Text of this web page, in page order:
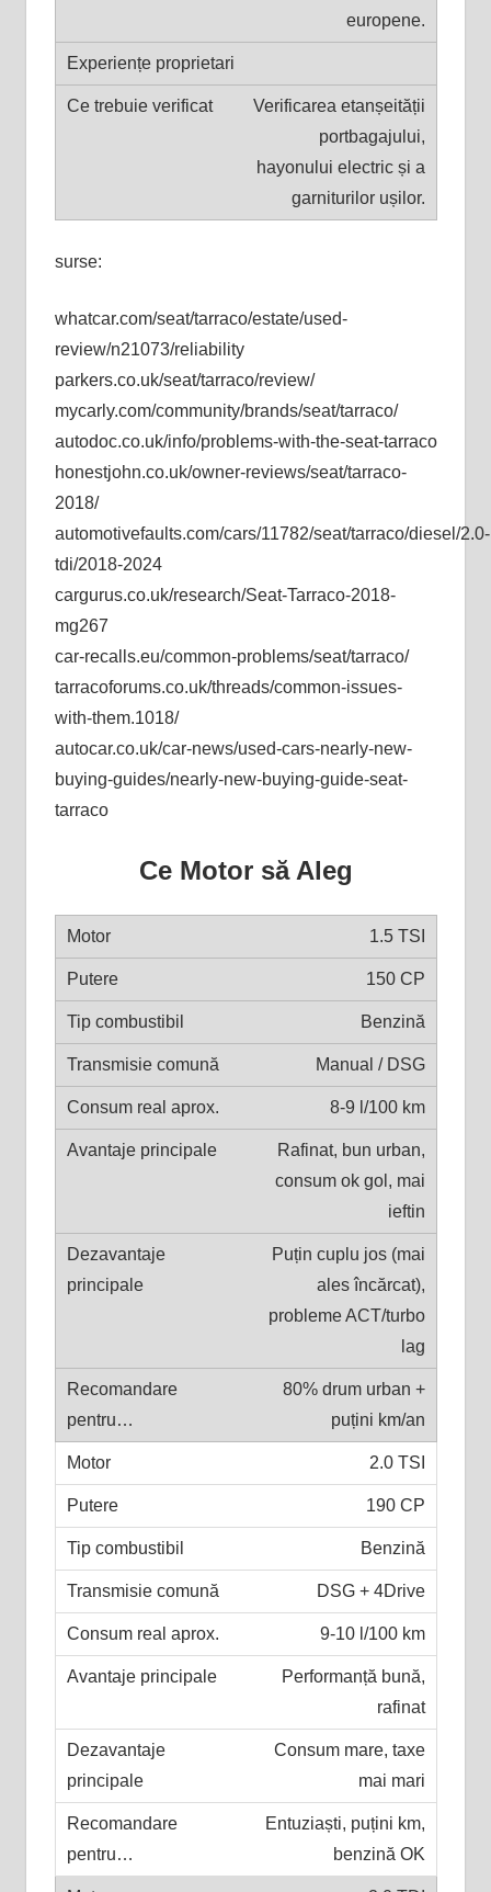
europene.
Verificarea etanșeității
portbagajului,
hayonului electric și a
garniturilor ușilor.
surse:
whatcar.com/seat/tarraco/estate/used-
review/n21073/reliability
parkers.co.uk/seat/tarraco/review/
mycarly.com/community/brands/seat/tarraco/
autodoc.co.uk/info/problems-with-the-seat-tarraco
honestjohn.co.uk/owner-reviews/seat/tarraco-
2018/
automotivefaults.com/cars/11782/seat/tarraco/diesel/2.0-
tdi/2018-2024
cargurus.co.uk/research/Seat-Tarraco-2018-
mg267
car-recalls.eu/common-problems/seat/tarraco/
tarracoforums.co.uk/threads/common-issues-
with-them.1018/
autocar.co.uk/car-news/used-cars-nearly-new-
buying-guides/nearly-new-buying-guide-seat-
tarraco
Ce Motor să Aleg
1.5 TSI
150 CP
Benzină
Manual / DSG
8-9 l/100 km
Rafinat, bun urban,
consum ok gol, mai
ieftin
Puțin cuplu jos (mai
ales încărcat),
probleme ACT/turbo
lag
80% drum urban +
puțini km/an
2.0 TSI
190 CP
Benzină
DSG + 4Drive
9-10 l/100 km
Performanță bună,
rafinat
Consum mare, taxe
mai mari
Entuziaști, puțini km,
benzină OK